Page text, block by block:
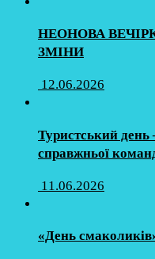
НЕОНОВА
ЗМІНИ
12.06.2026
Туристський день
справжньої
11.06.2026
«День